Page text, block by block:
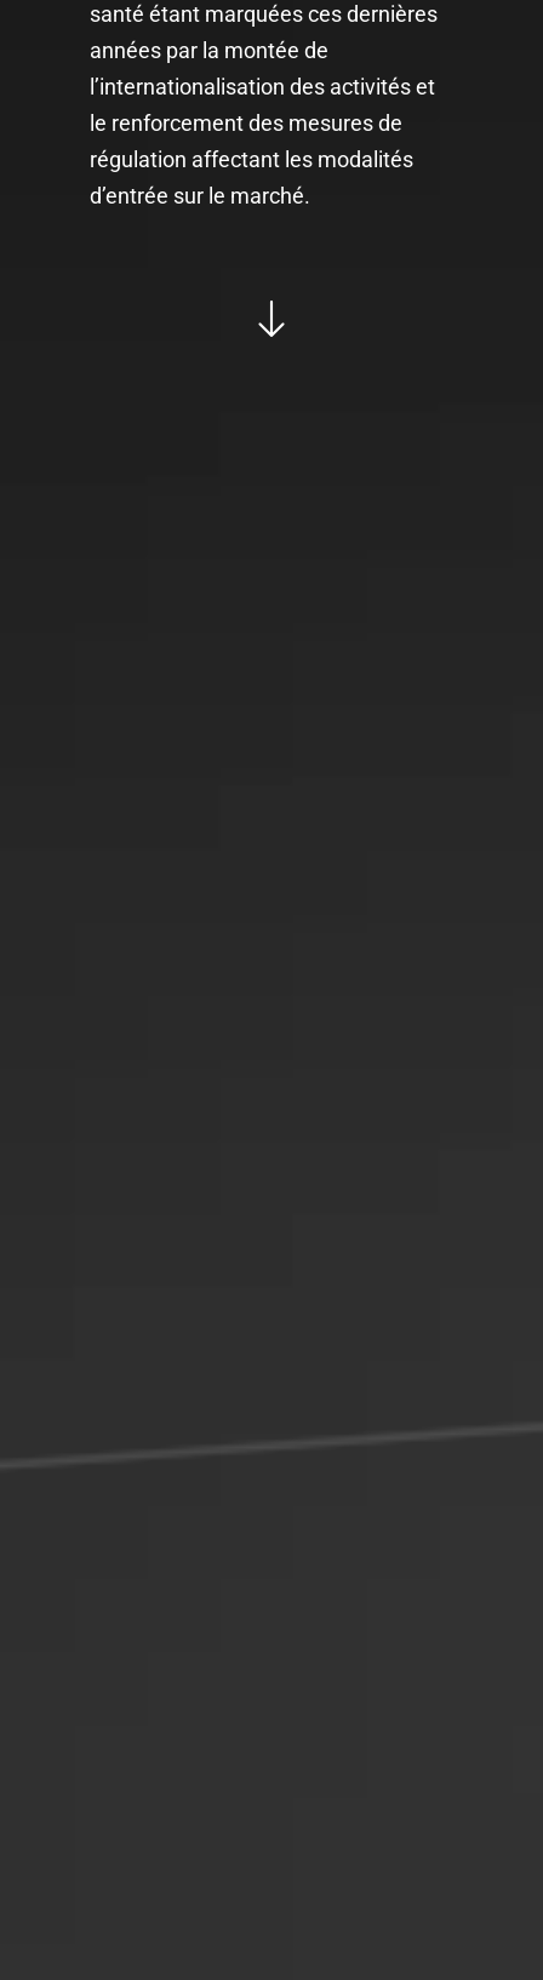
santé étant marquées ces dernières
années par la montée de
l’internationalisation des activités et
le renforcement des mesures de
régulation affectant les modalités
d’entrée sur le marché.